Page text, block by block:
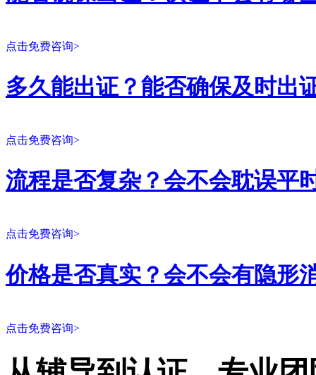
点击免费咨询>
多久能出证？能否确保及时出
点击免费咨询>
流程是否复杂？会不会耽误平
点击免费咨询>
价格是否真实？会不会有隐形
点击免费咨询>